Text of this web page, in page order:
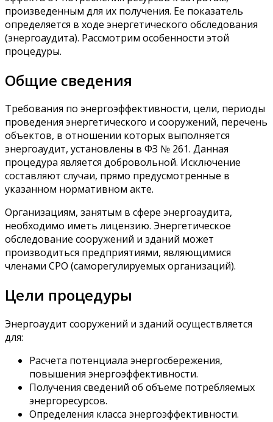
произведенным для их получения. Ее показатель
определяется в ходе энергетического обследования
(энергоаудита). Рассмотрим особенности этой
процедуры.
Общие сведения
Требования по энергоэффективности, цели, периоды
проведения энергетического и сооружений, перечень
объектов, в отношении которых выполняется
энергоаудит, установлены в ФЗ № 261. Данная
процедура является добровольной. Исключение
составляют случаи, прямо предусмотренные в
указанном нормативном акте.
Организациям, занятым в сфере энергоаудита,
необходимо иметь лицензию. Энергетическое
обследование сооружений и зданий может
производиться предприятиями, являющимися
членами СРО (саморегулируемых организаций).
Цели процедуры
Энергоаудит сооружений и зданий осуществляется
для:
Расчета потенциала энергосбережения,
повышения энергоэффективности.
Получения сведений об объеме потребляемых
энергоресурсов.
Определения класса энергоэффективности.